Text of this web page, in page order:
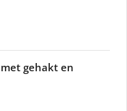
gehakt en